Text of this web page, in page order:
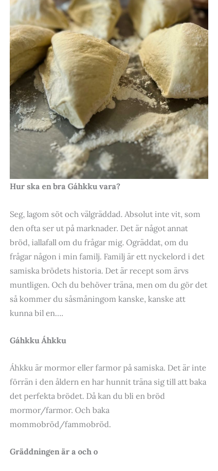
Hur ska en bra Gáhkku vara?
Seg, lagom söt och välgräddad. Absolut inte vit, som
den ofta ser ut på marknader. Det är något annat
bröd, iallafall om du frågar mig. Ogräddat, om du
frågar någon i min familj. Familj är ett nyckelord i det
samiska brödets historia. Det är recept som ärvs
muntligen. Och du behöver träna, men om du gör det
så kommer du såsmåningom kanske, kanske att
kunna bil en….
Gáhkku Áhkku
Áhkku är mormor eller farmor på samiska. Det är inte
förrän i den åldern en har hunnit träna sig till att baka
det perfekta brödet. Då kan du bli en bröd
mormor/farmor. Och baka
mommobröd/fammobröd.
Gräddningen är a och o